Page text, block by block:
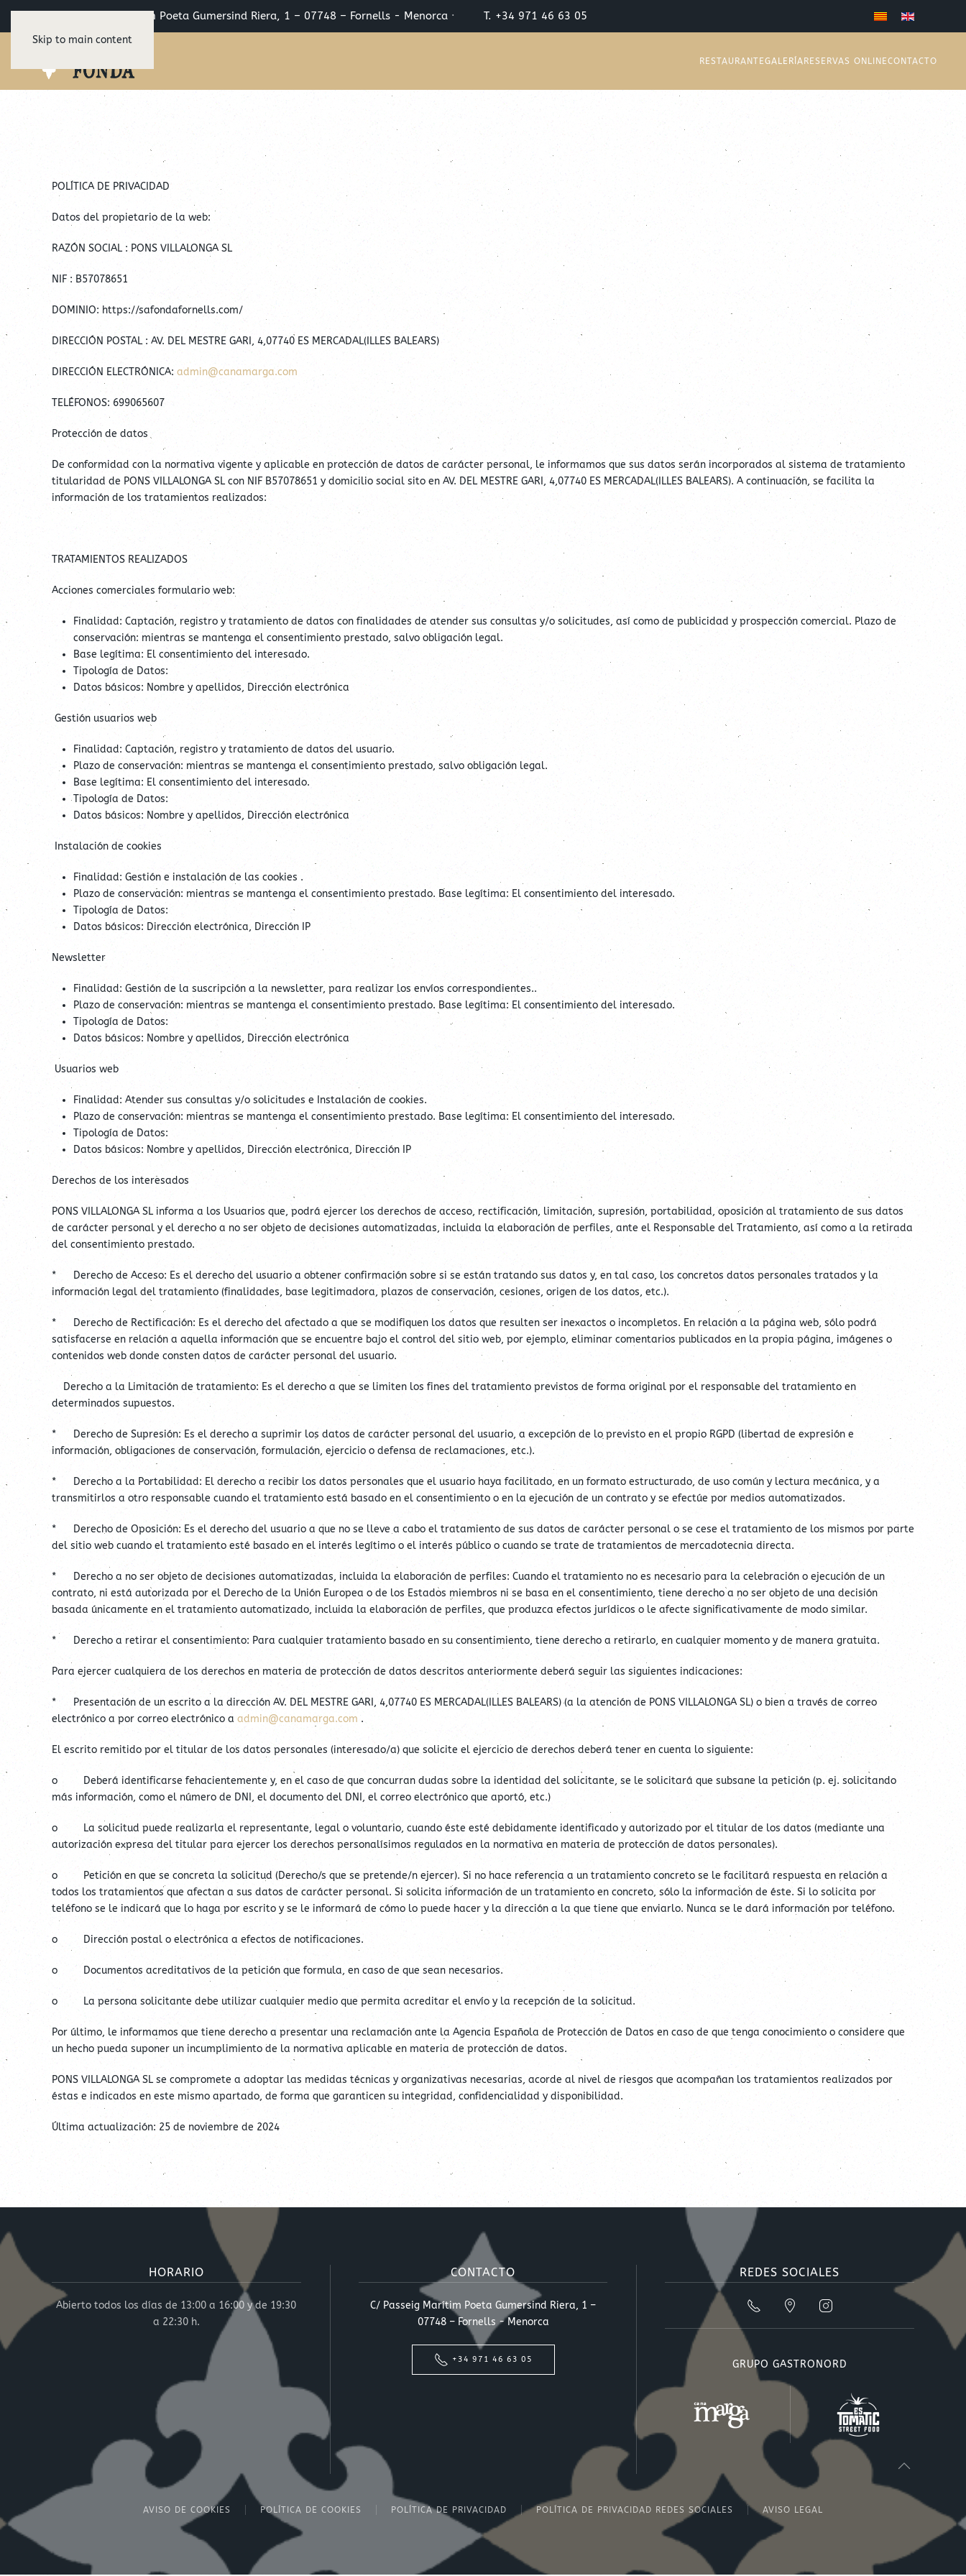
Skip to main content
C/ Passeig Marítim Poeta Gumersind Riera, 1 – 07748 – Fornells - Menorca · T. +34 971 46 63 05
RESTAURANTEGALERÍA RESERVAS ONLINECONTACTO
POLÍTICA DE PRIVACIDAD
Datos del propietario de la web:
RAZÓN SOCIAL : PONS VILLALONGA SL
NIF : B57078651
DOMINIO: https://safondafornells.com/
DIRECCIÓN POSTAL : AV. DEL MESTRE GARI, 4,07740 ES MERCADAL(ILLES BALEARS)
DIRECCIÓN ELECTRÓNICA: admin@canamarga.com
TELÉFONOS: 699065607
Protección de datos
De conformidad con la normativa vigente y aplicable en protección de datos de carácter personal, le informamos que sus datos serán incorporados al sistema de tratamiento
titularidad de PONS VILLALONGA SL con NIF B57078651 y domicilio social sito en AV. DEL MESTRE GARI, 4,07740 ES MERCADAL(ILLES BALEARS). A continuación, se facilita la
información de los tratamientos realizados:
TRATAMIENTOS REALIZADOS
Acciones comerciales formulario web:
Finalidad: Captación, registro y tratamiento de datos con finalidades de atender sus consultas y/o solicitudes, así como de publicidad y prospección comercial. Plazo de
conservación: mientras se mantenga el consentimiento prestado, salvo obligación legal.
Base legítima: El consentimiento del interesado.
Tipología de Datos:
Datos básicos: Nombre y apellidos, Dirección electrónica
Gestión usuarios web
Finalidad: Captación, registro y tratamiento de datos del usuario.
Plazo de conservación: mientras se mantenga el consentimiento prestado, salvo obligación legal.
Base legítima: El consentimiento del interesado.
Tipología de Datos:
Datos básicos: Nombre y apellidos, Dirección electrónica
Instalación de cookies
Finalidad: Gestión e instalación de las cookies .
Plazo de conservación: mientras se mantenga el consentimiento prestado. Base legítima: El consentimiento del interesado.
Tipología de Datos:
Datos básicos: Dirección electrónica, Dirección IP
Newsletter
Finalidad: Gestión de la suscripción a la newsletter, para realizar los envíos correspondientes..
Plazo de conservación: mientras se mantenga el consentimiento prestado. Base legítima: El consentimiento del interesado.
Tipología de Datos:
Datos básicos: Nombre y apellidos, Dirección electrónica
Usuarios web
Finalidad: Atender sus consultas y/o solicitudes e Instalación de cookies.
Plazo de conservación: mientras se mantenga el consentimiento prestado. Base legítima: El consentimiento del interesado.
Tipología de Datos:
Datos básicos: Nombre y apellidos, Dirección electrónica, Dirección IP
Derechos de los interesados
PONS VILLALONGA SL informa a los Usuarios que, podrá ejercer los derechos de acceso, rectificación, limitación, supresión, portabilidad, oposición al tratamiento de sus datos
de carácter personal y el derecho a no ser objeto de decisiones automatizadas, incluida la elaboración de perfiles, ante el Responsable del Tratamiento, así como a la retirada
del consentimiento prestado.
* Derecho de Acceso: Es el derecho del usuario a obtener confirmación sobre si se están tratando sus datos y, en tal caso, los concretos datos personales tratados y la
información legal del tratamiento (finalidades, base legitimadora, plazos de conservación, cesiones, origen de los datos, etc.).
* Derecho de Rectificación: Es el derecho del afectado a que se modifiquen los datos que resulten ser inexactos o incompletos. En relación a la página web, sólo podrá
satisfacerse en relación a aquella información que se encuentre bajo el control del sitio web, por ejemplo, eliminar comentarios publicados en la propia página, imágenes o
contenidos web donde consten datos de carácter personal del usuario.
Derecho a la Limitación de tratamiento: Es el derecho a que se limiten los fines del tratamiento previstos de forma original por el responsable del tratamiento en
determinados supuestos.
* Derecho de Supresión: Es el derecho a suprimir los datos de carácter personal del usuario, a excepción de lo previsto en el propio RGPD (libertad de expresión e
información, obligaciones de conservación, formulación, ejercicio o defensa de reclamaciones, etc.).
* Derecho a la Portabilidad: El derecho a recibir los datos personales que el usuario haya facilitado, en un formato estructurado, de uso común y lectura mecánica, y a
transmitirlos a otro responsable cuando el tratamiento está basado en el consentimiento o en la ejecución de un contrato y se efectúe por medios automatizados.
* Derecho de Oposición: Es el derecho del usuario a que no se lleve a cabo el tratamiento de sus datos de carácter personal o se cese el tratamiento de los mismos por parte
del sitio web cuando el tratamiento esté basado en el interés legítimo o el interés público o cuando se trate de tratamientos de mercadotecnia directa.
* Derecho a no ser objeto de decisiones automatizadas, incluida la elaboración de perfiles: Cuando el tratamiento no es necesario para la celebración o ejecución de un
contrato, ni está autorizada por el Derecho de la Unión Europea o de los Estados miembros ni se basa en el consentimiento, tiene derecho a no ser objeto de una decisión
basada únicamente en el tratamiento automatizado, incluida la elaboración de perfiles, que produzca efectos jurídicos o le afecte significativamente de modo similar.
* Derecho a retirar el consentimiento: Para cualquier tratamiento basado en su consentimiento, tiene derecho a retirarlo, en cualquier momento y de manera gratuita.
Para ejercer cualquiera de los derechos en materia de protección de datos descritos anteriormente deberá seguir las siguientes indicaciones:
* Presentación de un escrito a la dirección AV. DEL MESTRE GARI, 4,07740 ES MERCADAL(ILLES BALEARS) (a la atención de PONS VILLALONGA SL) o bien a través de correo
electrónico a por correo electrónico a admin@canamarga.com .
El escrito remitido por el titular de los datos personales (interesado/a) que solicite el ejercicio de derechos deberá tener en cuenta lo siguiente:
o Deberá identificarse fehacientemente y, en el caso de que concurran dudas sobre la identidad del solicitante, se le solicitará que subsane la petición (p. ej. solicitando
más información, como el número de DNI, el documento del DNI, el correo electrónico que aportó, etc.)
o La solicitud puede realizarla el representante, legal o voluntario, cuando éste esté debidamente identificado y autorizado por el titular de los datos (mediante una
autorización expresa del titular para ejercer los derechos personalísimos regulados en la normativa en materia de protección de datos personales).
o Petición en que se concreta la solicitud (Derecho/s que se pretende/n ejercer). Si no hace referencia a un tratamiento concreto se le facilitará respuesta en relación a
todos los tratamientos que afectan a sus datos de carácter personal. Si solicita información de un tratamiento en concreto, sólo la información de éste. Si lo solicita por
teléfono se le indicará que lo haga por escrito y se le informará de cómo lo puede hacer y la dirección a la que tiene que enviarlo. Nunca se le dará información por teléfono.
o Dirección postal o electrónica a efectos de notificaciones.
o Documentos acreditativos de la petición que formula, en caso de que sean necesarios.
o La persona solicitante debe utilizar cualquier medio que permita acreditar el envío y la recepción de la solicitud.
Por último, le informamos que tiene derecho a presentar una reclamación ante la Agencia Española de Protección de Datos en caso de que tenga conocimiento o considere que
un hecho pueda suponer un incumplimiento de la normativa aplicable en materia de protección de datos.
PONS VILLALONGA SL se compromete a adoptar las medidas técnicas y organizativas necesarias, acorde al nivel de riesgos que acompañan los tratamientos realizados por
éstas e indicados en este mismo apartado, de forma que garanticen su integridad, confidencialidad y disponibilidad.
Última actualización: 25 de noviembre de 2024
HORARIO
Abierto todos los días de 13:00 a 16:00 y de 19:30
a 22:30 h.
CONTACTO
C/ Passeig Marítim Poeta Gumersind Riera, 1 –
07748 – Fornells - Menorca
+34 971 46 63 05
REDES SOCIALES
GRUPO GASTRONORD
AVISO DE COOKIES POLÍTICA DE COOKIES POLÍTICA DE PRIVACIDAD POLÍTICA DE PRIVACIDAD REDES SOCIALES AVISO LEGAL